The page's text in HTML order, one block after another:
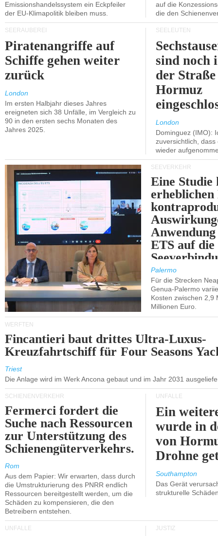
Emissionshandelssystem ein Eckpfeiler
der EU-Klimapolitik bleiben muss.
auf die
die den
SEERÄUBEREI
Piratenangriffe auf
Schiffe gehen weiter
zurück
London
Im ersten Halbjahr dieses Jahres
ereigneten sich 38 Unfälle, im Vergleich zu
90 in den ersten sechs Monaten des
Jahres 2025.
SEELEUTEN
sind noch
der
Hormuz
London
Dominguez (IMO):
zuversichtlich,
wieder
SEEVERKEHR
Eine Studie
ETS auf die
Palermo
Für die Strecken
Genua-Palermo
Kosten zwischen 2,9
Millionen Euro.
WERFTEN
Fincantieri baut drittes Ultra-Luxus-
Kreuzfahrtschiff für Four Seasons
Triest
Die Anlage wird im Werk Ancona gebaut und im Jahr 2031
SCHIENENVERKEHR
Fermerci fordert die
Suche nach Ressourcen
zur Unterstützung des
Schienengüterverkehrs.
Rom
Aus dem Papier: Wir erwarten, dass durch
die Umstrukturierung des PNRR endlich
Ressourcen bereitgestellt werden, um die
Schäden zu kompensieren, die den
Betreibern entstehen.
UNFÄLLE
Ein
wurde in
von
Drohne
Southampton
Das Gerät
strukturelle
UNFÄLLE JUSTIZ